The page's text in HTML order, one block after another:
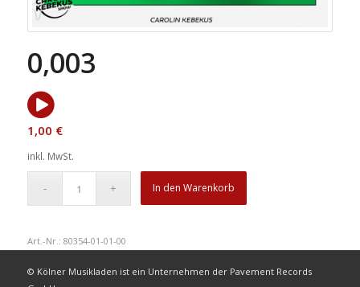
0,003
1,00 €
inkl. MwSt.
In den Warenkorb
Art.-Nr.: 80354-01-01-00
© Kölner Musikladen ist ein Unternehmen der Pavement Records